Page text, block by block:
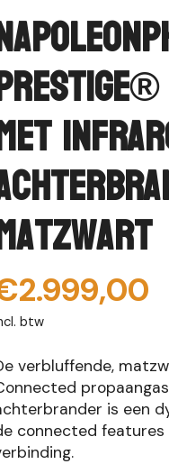
btw
verbluffende,
is een
connected features